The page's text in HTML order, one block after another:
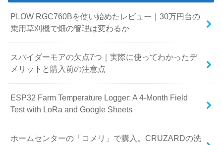
PLOW RGC760Bを使い始めたレビュー｜30万円台の
乗用草刈機で畑の管理は変わるか
スパイダーモアの欠点7つ｜実際に使ってわかったデ
メリットと購入前の注意点
ESP32 Farm Temperature Logger: A 4-Month Field
Test with LoRa and Google Sheets
ホームセンターの「コメリ」で購入。CRUZARDの洗